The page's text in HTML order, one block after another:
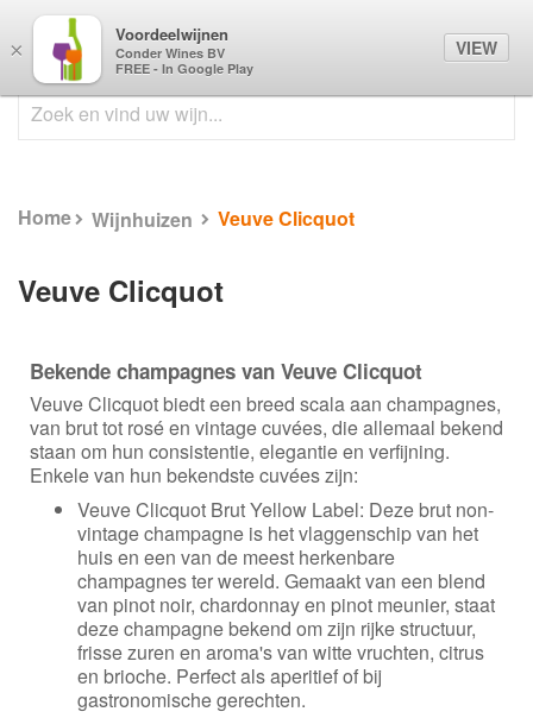
0
Home Wijnhuizen Veuve Clicquot
Veuve Clicquot
Bekende champagnes van Veuve Clicquot
Veuve Clicquot biedt een breed scala aan champagnes,
van brut tot rosé en vintage cuvées, die allemaal bekend
staan om hun consistentie, elegantie en verfijning.
Enkele van hun bekendste cuvées zijn:
Veuve Clicquot Brut Yellow Label: Deze brut non-
vintage champagne is het vlaggenschip van het
huis en een van de meest herkenbare
champagnes ter wereld. Gemaakt van een blend
van pinot noir, chardonnay en pinot meunier, staat
deze champagne bekend om zijn rijke structuur,
frisse zuren en aroma's van witte vruchten, citrus
en brioche. Perfect als aperitief of bij
gastronomische gerechten.
×
Voordeelwijnen
Conder Wines BV
FREE - In Google Play
VIEW